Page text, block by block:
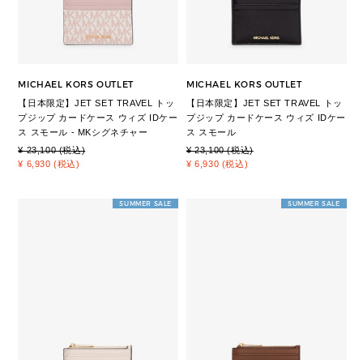
MICHAEL KORS OUTLET
【日本限定】JET SET TRAVEL トッ
プジップ カードケース ウィズ IDケー
ス スモール - MKシグネチャー
¥ 23,100 (税込)
¥ 6,930 (税込)
MICHAEL KORS OUTLET
【日本限定】JET SET TRAVEL トッ
プジップ カードケース ウィズ IDケー
ス スモール
¥ 23,100 (税込)
¥ 6,930 (税込)
SUMMER SALE SUMMER SALE